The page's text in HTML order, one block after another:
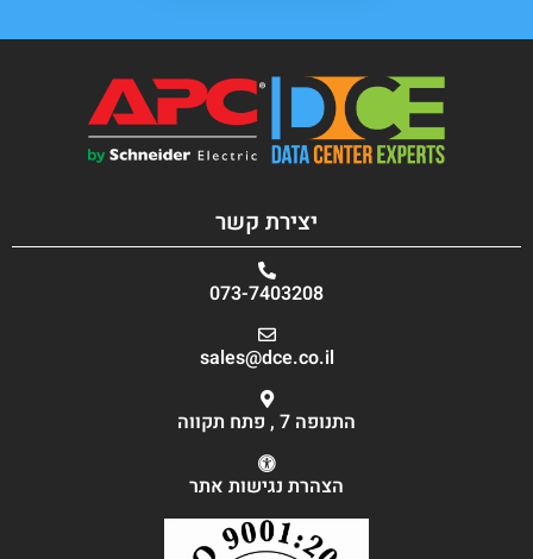
יצירת קשר
073-7403208
sales@dce.co.il
התנופה 7 , פתח תקווה
הצהרת נגישות אתר